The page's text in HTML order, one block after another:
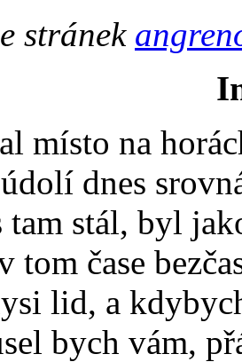
stránek
místo na
dnes
tam stál, byl
tom čase
lid, a
bych vám,